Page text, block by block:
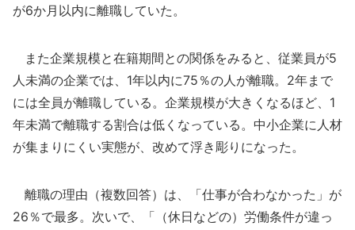
が6か月以内に離職していた。
また企業規模と在籍期間との関係をみると、従業員が5
人未満の企業では、1年以内に75％の人が離職。2年まで
には全員が離職している。企業規模が大きくなるほど、1
年未満で離職する割合は低くなっている。中小企業に人材
が集まりにくい実態が、改めて浮き彫りになった。
離職の理由（複数回答）は、「仕事が合わなかった」が
26％で最多。次いで、「（休日などの）労働条件が違っ